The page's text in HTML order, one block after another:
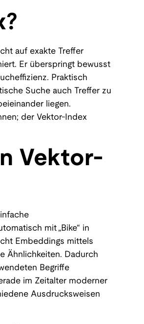
auf exakte Treffer
Er überspringt bewusst
Praktisch
Suche auch Treffer zu
liegen.
der Vektor-Index
Vektor-
mit „Bike“ in
Embeddings mittels
Ähnlichkeiten. Dadurch
Begriffe
im Zeitalter moderner
Ausdrucksweisen